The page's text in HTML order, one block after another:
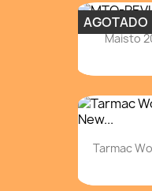
Maisto
AGOTADO
Tarmac